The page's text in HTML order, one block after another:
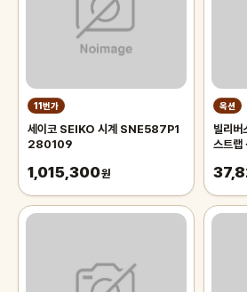
11번가
세이코 SEIKO 시계 SNE587P1
280109
1,015,300원
옥션
빌리버
스트